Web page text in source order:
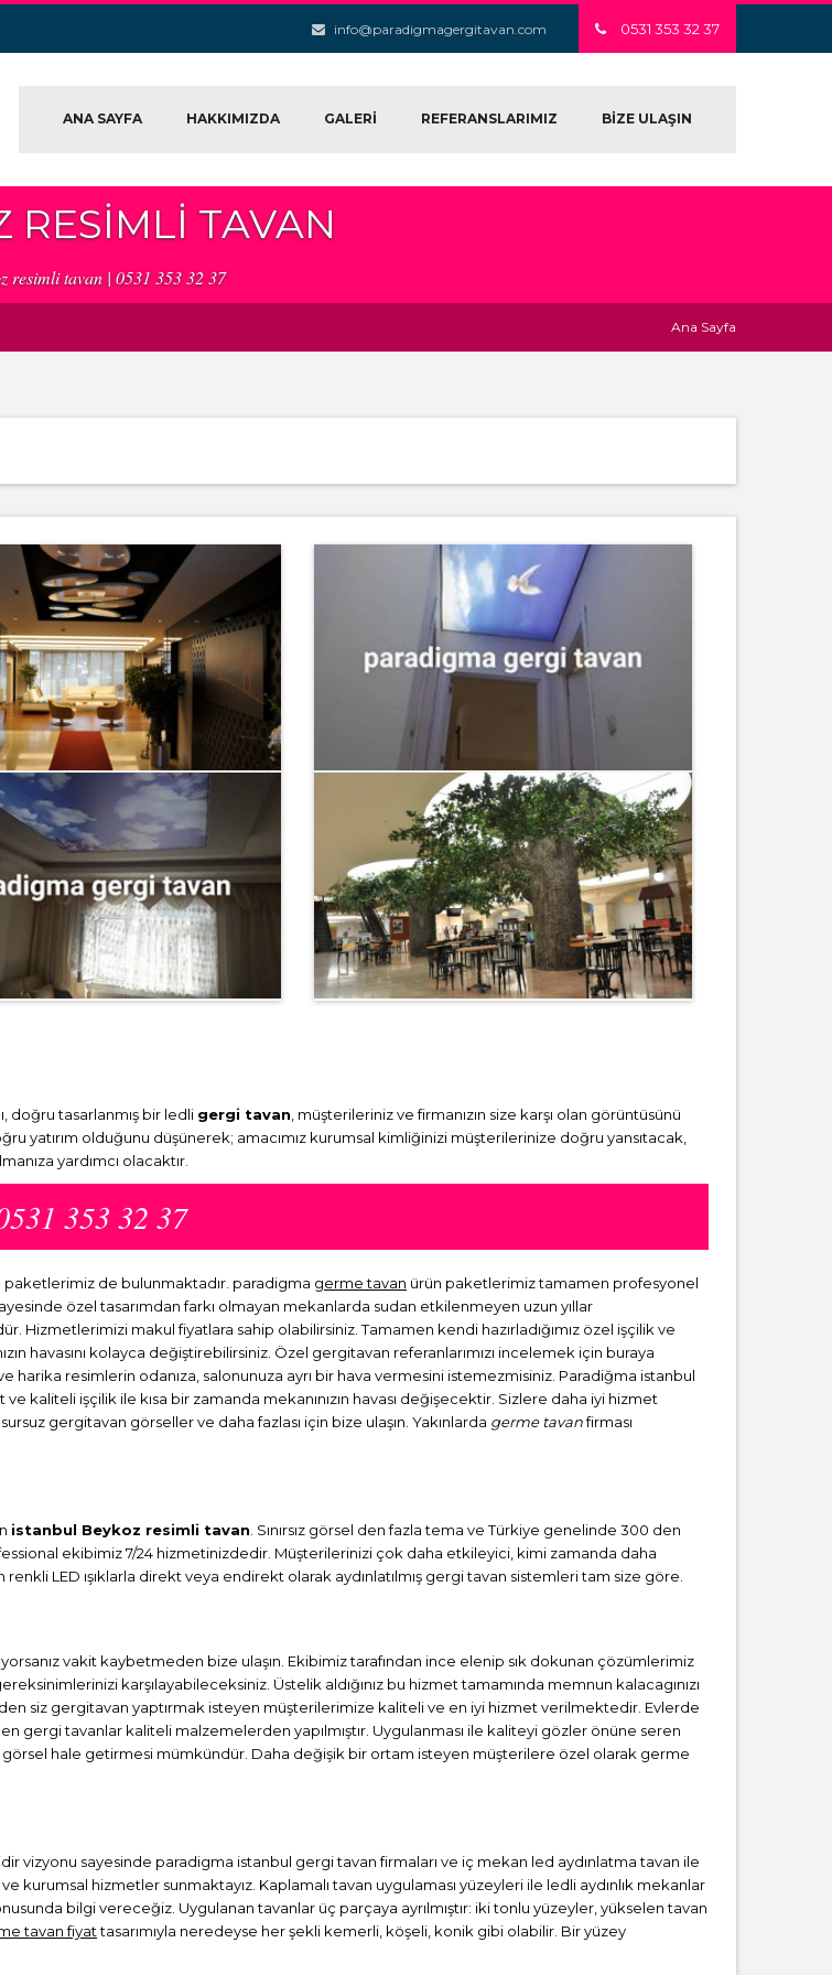
info@paradigmagergitavan.com 0531 353 32 37
ANA SAYFA HAKKIMIZDA GALERİ REFERANSLARIMIZ BİZE ULAŞIN
RESIMLI TAVAN
resimli tavan | 0531 353 32 37
Ana Sayfa
doğru tasarlanmış bir ledli gergi tavan , müşterileriniz ve firmanızın size karşı olan görüntüsünü
yatırım olduğunu düşünerek; amacımız kurumsal kimliğinizi müşterilerinize doğru yansıtacak,
yardımcı olacaktır.
353 32 37
de bulunmaktadır. paradigma germe tavan ürün paketlerimiz tamamen profesyonel
özel tasarımdan farkı olmayan mekanlarda sudan etkilenmeyen uzun yıllar
makul fiyatlara sahip olabilirsiniz. Tamamen kendi hazırladığımız özel işçilik ve
havasını kolayca değiştirebilirsiniz. Özel gergitavan referanlarımızı incelemek için buraya
harika resimlerin odanıza, salonunuza ayrı bir hava vermesini istemezmisiniz. Paradiğma istanbul
kaliteli işçilik ile kısa bir zamanda mekanınızın havası değişecektir. Sizlere daha iyi hizmet
gergitavan görseller ve daha fazlası için bize ulaşın. Yakınlarda germe tavanfirması
istanbul Beykoz resimli tavan . Sınırsız görsel den fazla tema ve Türkiye genelinde 300 den
ekibimiz 7/24 hizmetinizdedir. Müşterilerinizi çok daha etkileyici, kimi zamanda daha
LED ışıklarla direkt veya endirekt olarak aydınlatılmış gergi tavan sistemleri tam size göre.
vakit kaybetmeden bize ulaşın. Ekibimiz tarafından ince elenip sık dokunan çözümlerimiz
karşılayabileceksiniz. Üstelik aldığınız bu hizmet tamamında memnun kalacagınızı
siz gergitavan yaptırmak isteyen müşterilerimize kaliteli ve en iyi hizmet verilmektedir. Evlerde
gergi tavanlar kaliteli malzemelerden yapılmıştır. Uygulanması ile kaliteyi gözler önüne seren
görsel hale getirmesi mümkündür. Daha değişik bir ortam isteyen müşterilere özel olarak germe
vizyonu sayesinde paradigma istanbul gergi tavan firmaları ve iç mekan led aydınlatma tavan ile
kurumsal hizmetler sunmaktayız. Kaplamalı tavan uygulaması yüzeyleri ile ledli aydınlık mekanlar
bilgi vereceğiz. Uygulanan tavanlar üç parçaya ayrılmıştır: iki tonlu yüzeyler, yükselen tavan
tavan fiyattasarımıyla neredeyse her şekli kemerli, köşeli, konik gibi olabilir. Bir yüzey